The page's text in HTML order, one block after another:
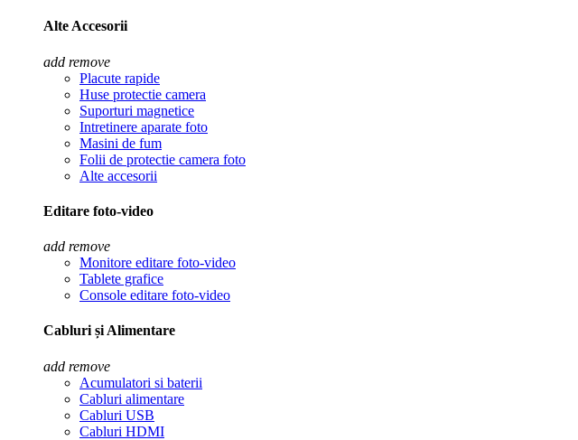
Alte Accesorii
add remove
Placute rapide
Huse protectie camera
Suporturi magnetice
Intretinere aparate foto
Masini de fum
Folii de protectie camera foto
Alte accesorii
Editare foto-video
add remove
Monitore editare foto-video
Tablete grafice
Console editare foto-video
Cabluri și Alimentare
add remove
Acumulatori si baterii
Cabluri alimentare
Cabluri USB
Cabluri HDMI